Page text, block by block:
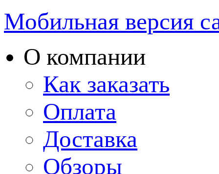
Мобильная версия
О компании
Как заказать
Оплата
Доставка
Обзоры